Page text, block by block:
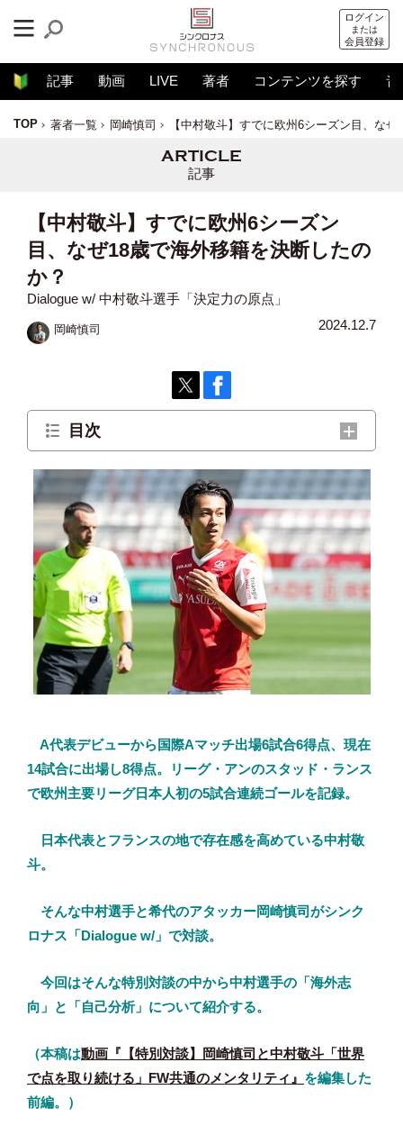
ログイン
または
会員登録
記事 動画 LIVE 著者 コンテンツを探す 音
TOP 著者一覧 岡崎慎司 【中村敬斗】すでに欧州6シーズン目、な
記事
【中村敬斗】すでに欧州6シーズン
目、なぜ18歳で海外移籍を決断したの
か？
Dialogue w/ 中村敬斗選手「決定力の原点」
岡崎慎司 2024.12.7
目次
中村敬斗の自己分析
A代表デビューから国際Aマッチ出場6試合6得点、現在
14試合に出場し8得点。リーグ・アンのスタッド・ランス
で欧州主要リーグ日本人初の5試合連続ゴールを記録。
日本代表とフランスの地で存在感を高めている中村敬
斗。
そんな中村選手と希代のアタッカー岡崎慎司がシンク
ロナス「Dialogue w/」で対談。
今回はそんな特別対談の中から中村選手の「海外志
向」と「自己分析」について紹介する。
（本稿は動画『【特別対談】岡崎慎司と中村敬斗「世界
で点を取り続ける」FW共通のメンタリティ』 を編集した
前編。）